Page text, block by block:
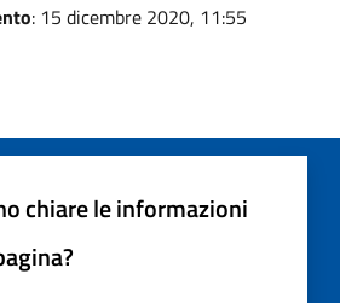
: 15 dicembre 2020, 11:55
chiare le informazioni